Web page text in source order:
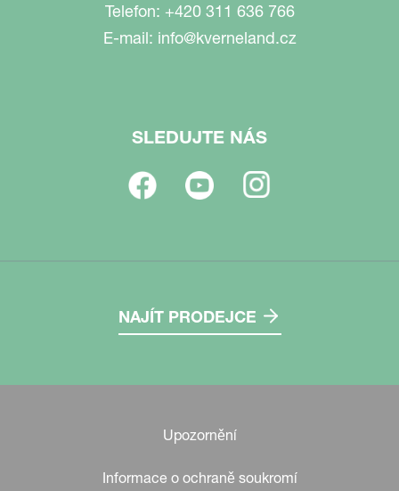
Telefon: +420 311 636 766
E-mail: info@kverneland.cz
SLEDUJTE NÁS
NAJÍT PRODEJCE
Upozornění
Informace o ochraně soukromí